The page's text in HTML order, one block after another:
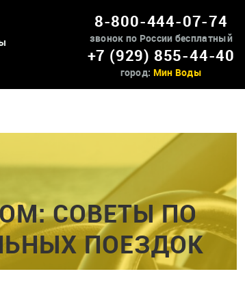
8-800-444-07-74
звонок по России бесплатный
+7 (929) 855-44-40
город: Мин Воды
СОВЕТЫ ПО
ПОЕЗДОК